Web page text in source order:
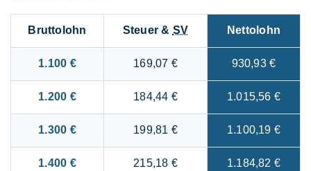
Bruttolohn Steuer & SV Nettolohn
1.100 € 169,07 € 930,93 €
1.200 € 184,44 € 1.015,56 €
1.300 € 199,81 € 1.100,19 €
1.400 € 215,18 € 1.184,82 €